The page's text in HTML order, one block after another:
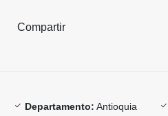
Compartir
Departamento: Antioquia